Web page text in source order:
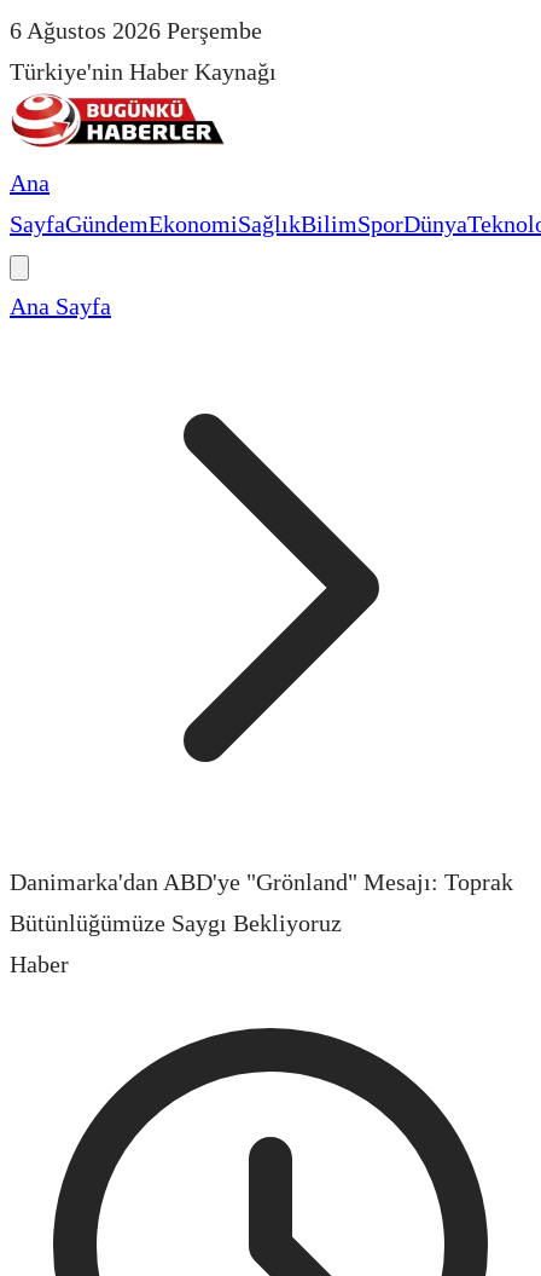
6 Ağustos 2026 Perşembe
Türkiye'nin Haber Kaynağı
Ana
SayfaGündemEkonomiSağlıkBilimSporDünya
Ana Sayfa
Danimarka'dan ABD'ye "Grönland" Mesajı: Toprak
Bütünlüğümüze Saygı Bekliyoruz
Haber